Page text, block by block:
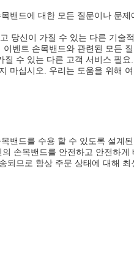
밴드에 대한 모든 질문이나 문제
당신이 가질 수 있는 다른 기술적
벤트 손목밴드와 관련된 모든
수 있는 다른 고객 서비스 필요.
마십시오. 우리는 도움을 위해
밴드를 수용 할 수 있도록 설계
손목밴드를 안전하고 안전하게
되므로 항상 주문 상태에 대해 최